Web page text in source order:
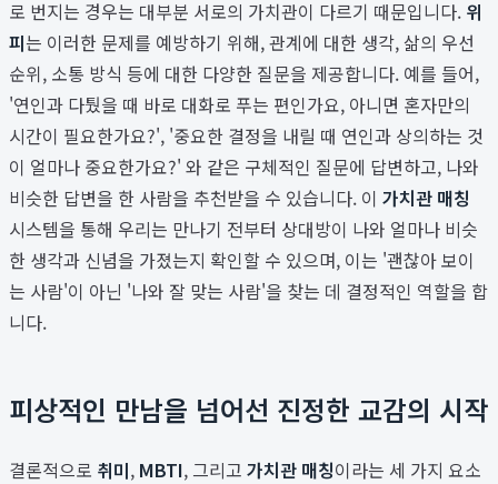
로 번지는 경우는 대부분 서로의 가치관이 다르기 때문입니다. 위
피는 이러한 문제를 예방하기 위해, 관계에 대한 생각, 삶의 우선
순위, 소통 방식 등에 대한 다양한 질문을 제공합니다. 예를 들어,
'연인과 다퉜을 때 바로 대화로 푸는 편인가요, 아니면 혼자만의
시간이 필요한가요?', '중요한 결정을 내릴 때 연인과 상의하는 것
이 얼마나 중요한가요?' 와 같은 구체적인 질문에 답변하고, 나와
비슷한 답변을 한 사람을 추천받을 수 있습니다. 이 가치관 매칭
시스템을 통해 우리는 만나기 전부터 상대방이 나와 얼마나 비슷
한 생각과 신념을 가졌는지 확인할 수 있으며, 이는 '괜찮아 보이
는 사람'이 아닌 '나와 잘 맞는 사람'을 찾는 데 결정적인 역할을 합
니다.
피상적인 만남을 넘어선 진정한 교감의 시작
결론적으로 취미, MBTI, 그리고 가치관 매칭이라는 세 가지 요소